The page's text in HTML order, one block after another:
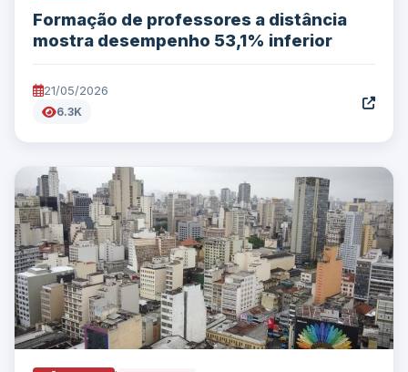
Formação de professores a distância
mostra desempenho 53,1% inferior
21/05/2026
6.3K